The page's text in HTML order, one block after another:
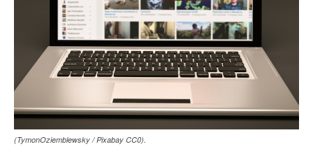
(TymonOziemblewsky / Pixabay CC0).